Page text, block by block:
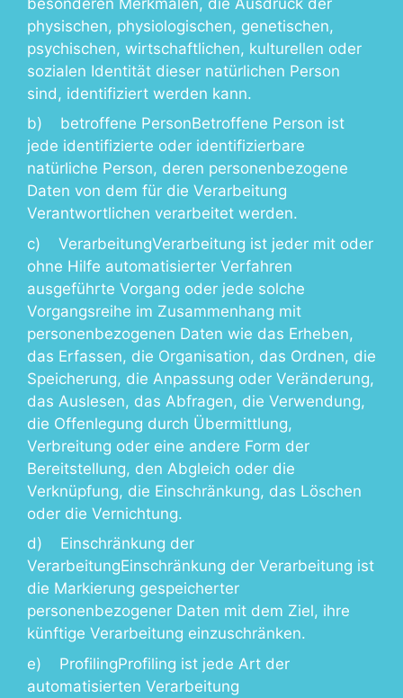
physischen, physiologischen, genetischen,
psychischen, wirtschaftlichen, kulturellen oder
sozialen Identität dieser natürlichen Person
sind, identifiziert werden kann.
b) betroffene PersonBetroffene Person ist
jede identifizierte oder identifizierbare
natürliche Person, deren personenbezogene
Daten von dem für die Verarbeitung
Verantwortlichen verarbeitet werden.
c) VerarbeitungVerarbeitung ist jeder mit oder
ohne Hilfe automatisierter Verfahren
ausgeführte Vorgang oder jede solche
Vorgangsreihe im Zusammenhang mit
personenbezogenen Daten wie das Erheben,
das Erfassen, die Organisation, das Ordnen, die
Speicherung, die Anpassung oder Veränderung,
das Auslesen, das Abfragen, die Verwendung,
die Offenlegung durch Übermittlung,
Verbreitung oder eine andere Form der
Bereitstellung, den Abgleich oder die
Verknüpfung, die Einschränkung, das Löschen
oder die Vernichtung.
d) Einschränkung der
VerarbeitungEinschränkung der Verarbeitung ist
die Markierung gespeicherter
personenbezogener Daten mit dem Ziel, ihre
künftige Verarbeitung einzuschränken.
e) ProfilingProfiling ist jede Art der
automatisierten Verarbeitung